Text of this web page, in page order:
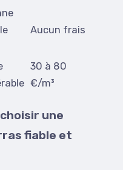
Aucun frais
30 à 80
€/m³
une
fiable et